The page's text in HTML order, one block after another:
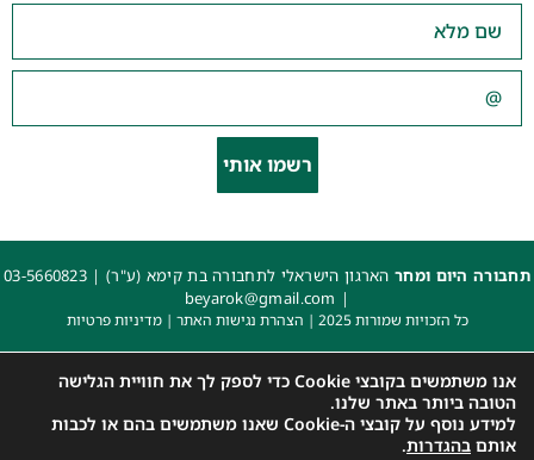
רשמו אותי
תחבורה היום ומחרהארגון הישראלי לתחבורה בת קימא (ע"ר) | 03-5660823
|
beyarok@gmail.com
כל הזכויות שמורות 2025 | הצהרת נגישות האתר |מדיניות פרטיות
אנו משתמשים בקובצי Cookie כדי לספק לך את חוויית הגלישה
הטובה ביותר באתר שלנו.
למידע נוסף על קובצי ה-Cookie שאנו משתמשים בהם או לכבות
אותם בהגדרות.